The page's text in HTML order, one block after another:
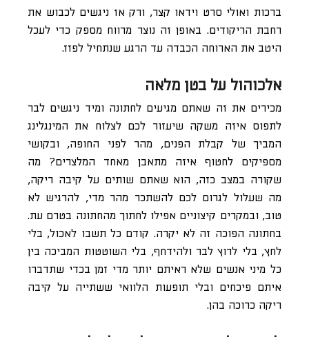
ברכות ואולי סרט וידאו קצר, ורק אז ניגשים לכבוש את
רחבת הריקודים. באופן זה נוצר מרווח מספק כדי לעכל
היטב את הארוחה הכבדה עד הרגע שנתחיל לפזז.
אלכוהול על בטן מלאה
מכירים את זה שאתם מגיעים לחתונה ומיד ניגשים לבר
לתפוס איזה משקה שיעזור לכם לצלוח את המינגלינג
המביך של קבלת הפנים, מהר לפני החופה, ובקושי
מספיקים לחטוף איזה מתאבן מאחד המלצרים? מה
שקורה במצב כזה, הוא שאתם שותים על קיבה ריקה,
מה שעלול לגרום לכם להשתכר מהר מדי, להרגיש לא
טוב, ובמקרים קיצוניים אפילו לחתוך מהחתונה בטרם עת.
בחתונה הפוכה זה לא יקרה. קודם כל תשבו לאכול, בלי
לחץ, בלי לרוץ לבר ולהידחף, בלי השוטטות המביכה בין
כל מיני אנשים שלא ראיתם יותר מדי זמן בכדי שתדברו
איתם פיכחים ובלי תופעות הלוואי ששתייה על קיבה
ריקה כרוכה בהן.